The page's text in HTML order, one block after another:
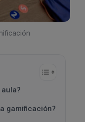
gamificación?